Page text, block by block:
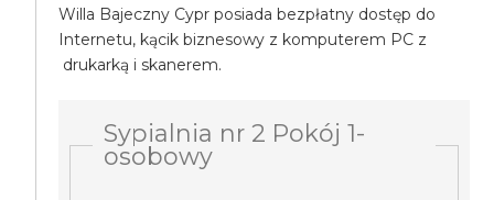
Willa Bajeczny Cypr posiada bezpłatny dostęp do
Internetu, kącik biznesowy z komputerem PC z
drukarką i skanerem.
Sypialnia nr 2 Pokój 1-
osobowy